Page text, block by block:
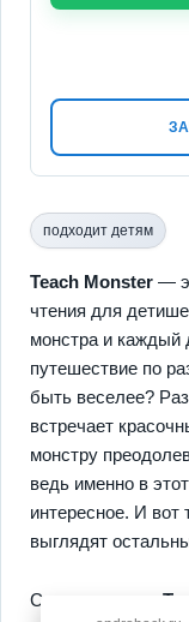
подходит детям
Teach Monster —
чтения для
монстра и каждый
путешествие по
быть веселее?
встречает
монстру
ведь именно в
интересное. И вот
выглядят
Самое крутое в